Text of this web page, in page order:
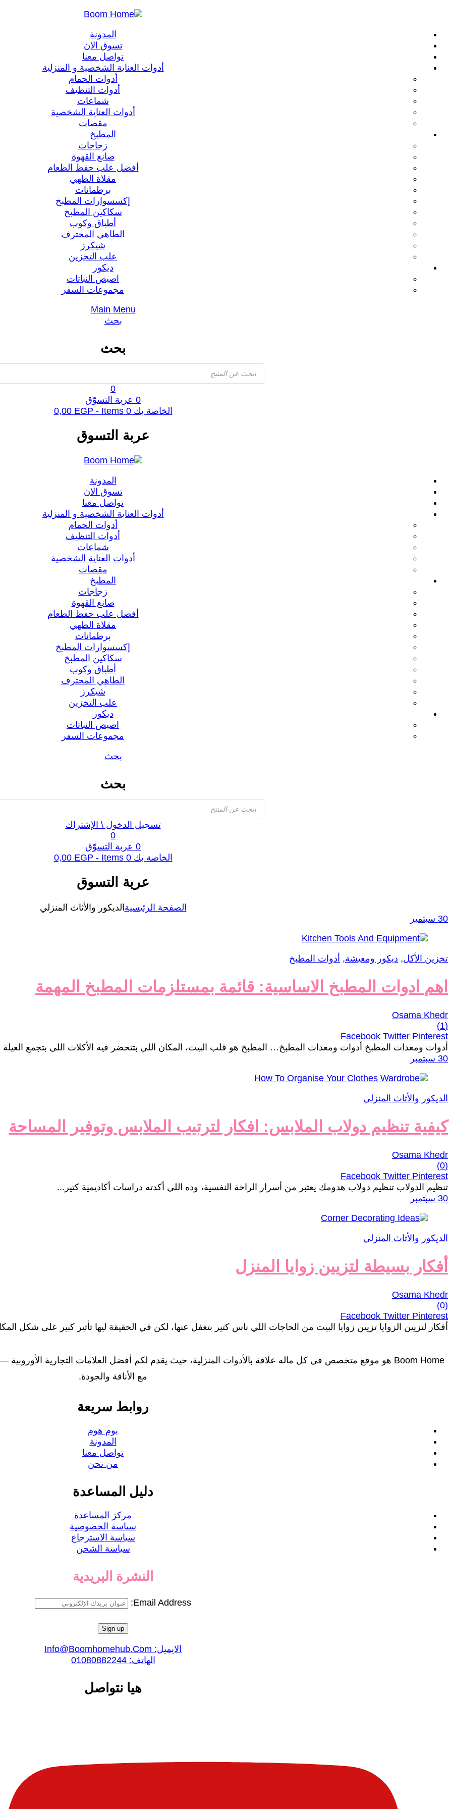
المدونة
تسوق الان
تواصل معنا
أدوات العناية الشخصية و المنزلية
أدوات الحمام
أدوات التنظيف
شماعات
أدوات العناية الشخصية
مقصات
المطبخ
زجاجات
صانع القهوة
أفضل علب حفظ الطعام
مقلاة الطهي
برطمانات
إكسسوارات المطبخ
سكاكين المطبخ
أطباق وكوب
الطاهي المحترف
شيكرز
علب التخزين
ديكور
اصيص النباتات
مجموعات السفر
Main Menu
بحث
بحث
0
0 عربة التسوّق
الخاصة بك0
Items -
0,00 EGP
عربة التسوق
المدونة
تسوق الان
تواصل معنا
أدوات العناية الشخصية و المنزلية
أدوات الحمام
أدوات التنظيف
شماعات
أدوات العناية الشخصية
مقصات
المطبخ
زجاجات
صانع القهوة
أفضل علب حفظ الطعام
مقلاة الطهي
برطمانات
إكسسوارات المطبخ
سكاكين المطبخ
أطباق وكوب
الطاهي المحترف
شيكرز
علب التخزين
ديكور
اصيص النباتات
مجموعات السفر
بحث
بحث
تسجيل الدخول \ الإشتراك
0
0 عربة التسوّق
الخاصة بك0
Items -
0,00 EGP
عربة التسوق
الصفحة الرئيسيةالديكور والأثاث المنزلي
30 سبتمبر
تخزين الأكل, ديكور ومعيشة, أدوات المطبخ
اهم ادوات المطبخ الاساسية: قائمة بمستلزمات المطبخ المهمة
Osama Khedr
(1)
Facebook Twitter Pinterest
أدوات ومعدات المطبخ أدوات ومعدات المطبخ… المطبخ هو قلب البيت، المكان اللي بتتحضر فيه الأكلات اللي بتجمع
30 سبتمبر
الديكور والأثاث المنزلي
كيفية تنظيم دولاب الملابس: افكار لترتيب الملابس وتوفير المساحة
Osama Khedr
(0)
Facebook Twitter Pinterest
تنظيم الدولاب تنظيم دولاب هدومك يعتبر من أسرار الراحة النفسية، وده اللي أكدته دراسات أكاديمية كتير...
30 سبتمبر
الديكور والأثاث المنزلي
أفكار بسيطة لتزيين زوايا المنزل
Osama Khedr
(0)
Facebook Twitter Pinterest
أفكار لتزيين الزوايا تزيين زوايا البيت من الحاجات اللي ناس كتير بتغفل عنها، لكن في الحقيقة ليها تأثير كبير على شكل
مع الأناقة والجودة.
روابط سريعة
بوم هوم
المدونة
تواصل معنا
من نحن
دليل المساعدة
مركز المساعدة
سياسة الخصوصية
سياسة الاسترجاع
سياسة الشحن
النشرة البريدية
Email Address:
الايميل: Info@boomhomehub.com
الهاتف: 01080882244
هيا نتواصل